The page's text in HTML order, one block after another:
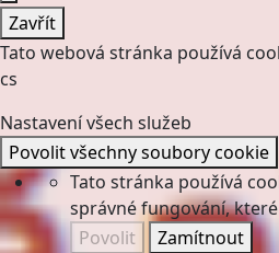
Zavřít
Tato webová stránka používá
cs
Nastavení všech služeb
Povolit všechny soubory cookie
Tato stránka používá
správné fungování,
Povolit
Zamítnout